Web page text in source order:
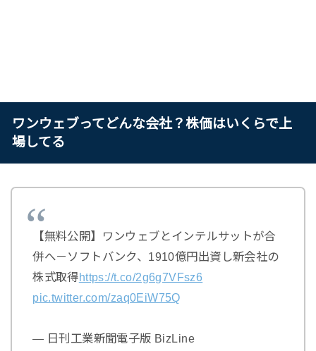
ワンウェブってどんな会社？株価はいくらで上
場してる
【無料公開】ワンウェブとインテルサットが合
併へ－ソフトバンク、1910億円出資し新会社の
株式取得https://t.co/2g6g7VFsz6
pic.twitter.com/zaq0EiW75Q
— 日刊工業新聞電子版 BizLine